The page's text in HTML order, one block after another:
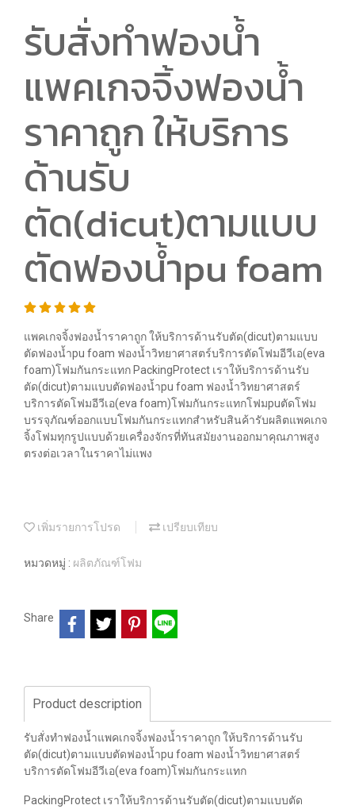
รับสั่งทำฟองน้ำ
แพคเกจจิ้งฟองน้ำ
ราคาถูก ให้บริการ
ด้านรับ
ตัด(dicut)ตามแบบ
ตัดฟองน้ำpu foam
แพคเกจจิ้งฟองน้ำราคาถูก ให้บริการด้านรับตัด(dicut)ตามแบบ
ตัดฟองน้ำpu foam ฟองน้ำวิทยาศาสตร์บริการตัดโฟมอีวีเอ(eva
foam)โฟมกันกระแทก PackingProtect เราให้บริการด้านรับ
ตัด(dicut)ตามแบบตัดฟองน้ำpu foam ฟองน้ำวิทยาศาสตร์
บริการตัดโฟมอีวีเอ(eva foam)โฟมกันกระแทกโฟมpuตัดโฟม
บรรจุภัณฑ์ออกแบบโฟมกันกระแทกสำหรับสินค้ารับผลิตแพคเกจ
จิ้งโฟมทุกรูปแบบด้วยเครื่องจักรที่ทันสมัยงานออกมาคุณภาพสูง
ตรงต่อเวลาในราคาไม่แพง
เพิ่มรายการโปรด เปรียบเทียบ
หมวดหมู่ : ผลิตภัณฑ์โฟม
Share
Product description
รับสั่งทำฟองน้ำแพคเกจจิ้งฟองน้ำราคาถูก ให้บริการด้านรับ
ตัด(dicut)ตามแบบตัดฟองน้ำpu foam ฟองน้ำวิทยาศาสตร์
บริการตัดโฟมอีวีเอ(eva foam)โฟมกันกระแทก
PackingProtect เราให้บริการด้านรับตัด(dicut)ตามแบบตัด